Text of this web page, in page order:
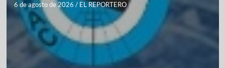
6 de agosto de 2026 / EL REPORTERO